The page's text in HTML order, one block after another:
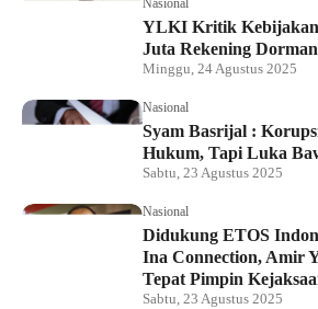
Nasional
YLKI Kritik Kebijakan
Juta Rekening
Minggu, 24 Agustus 2025
Nasional
Syam Basrijal :
Hukum, Tapi Luka
Sabtu, 23 Agustus 2025
Nasional
Didukung ETOS
Ina Connection, Amir
Tepat Pimpin
Sabtu, 23 Agustus 2025